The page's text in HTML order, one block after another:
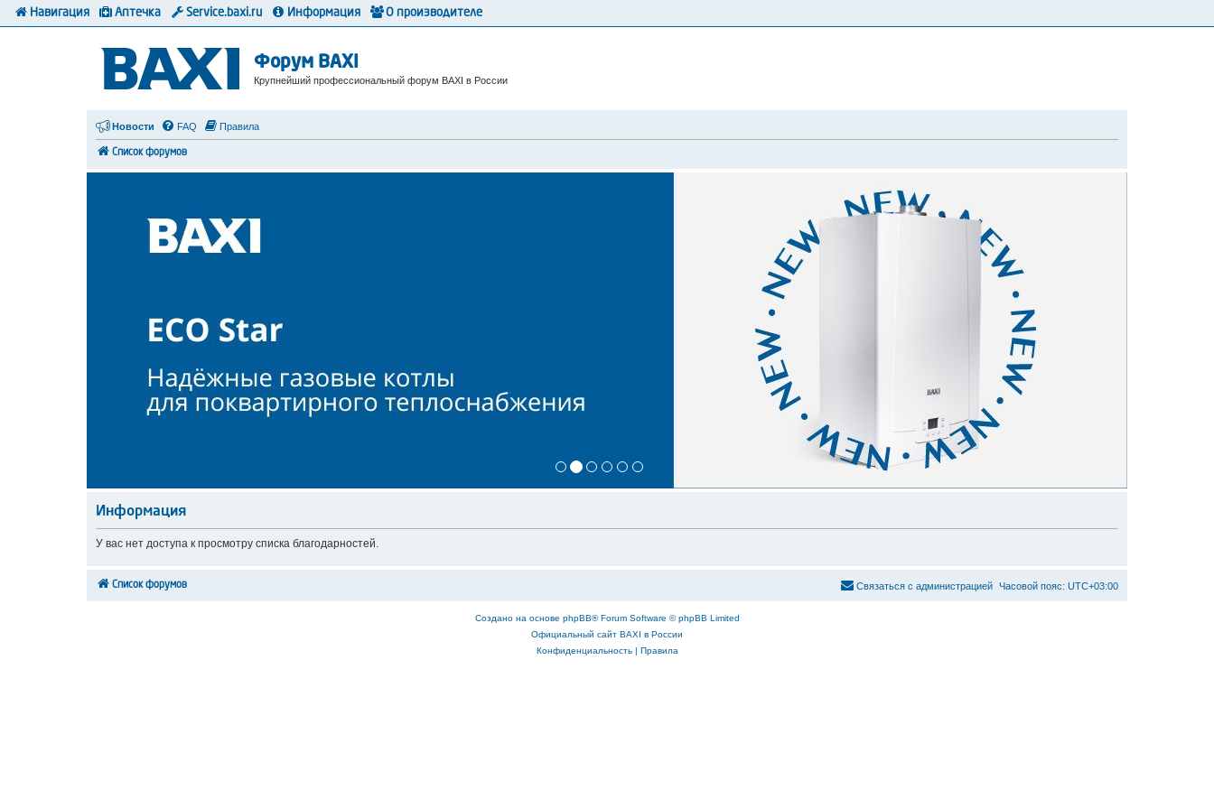
Форум BAXI
Крупнейший профессиональный форум BAXI в России
Новости FAQ Правила
Список форумов
Информация
У вас нет доступа к просмотру списка благодарностей.
Навигация Аптечка Service.baxi.ru Информация О производителе
Список форумов Часовой пояс: UTC+03:00
Связаться с администрацией
Создано на основе phpBB® Forum Software © phpBB Limited
Официальный сайт BAXI в России
Конфиденциальность| Правила